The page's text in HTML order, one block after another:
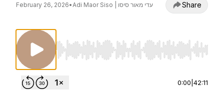
February 26, 2026• Adi Maor Siso | עדי מאור סיסו Share
Use Left/Right to seek, Home/End to jump
0:00 42:11